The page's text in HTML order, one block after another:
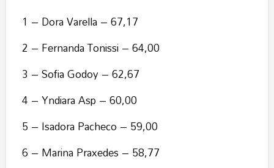
1 – Dora Varella – 67,17
2 – Fernanda Tonissi – 64,00
3 – Sofia Godoy – 62,67
4 – Yndiara Asp – 60,00
5 – Isadora Pacheco – 59,00
6 – Marina Praxedes – 58,77